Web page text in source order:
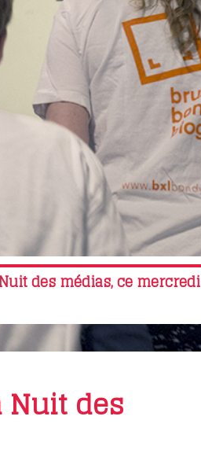
des médias, ce mercredi
Nuit des